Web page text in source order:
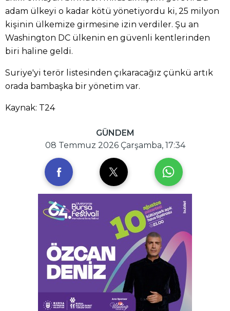
adam ülkeyi o kadar kötü yönetiyordu ki, 25 milyon
kişinin ülkemize girmesine izin verdiler. Şu an
Washington DC ülkenin en güvenli kentlerinden
biri haline geldi.
Suriye'yi terör listesinden çıkaracağız çünkü artık
orada bambaşka bir yönetim var.
Kaynak: T24
GÜNDEM
08 Temmuz 2026 Çarşamba, 17:34